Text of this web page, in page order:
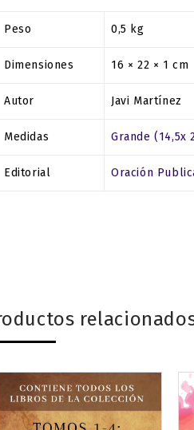
Peso 0,5 kg
Dimensiones 16 × 22 × 1 cm
Autor Javi Martínez
Medidas Grande (14,5x
Editorial Oración